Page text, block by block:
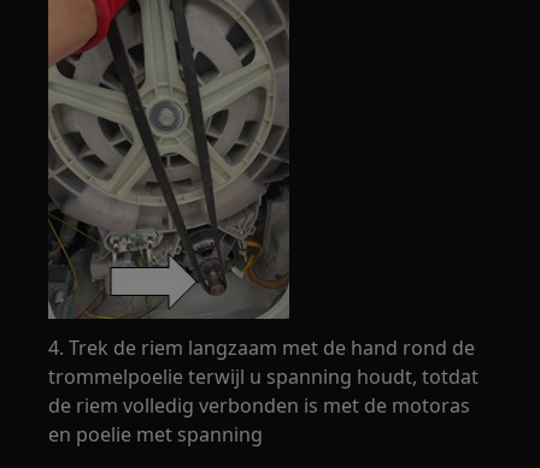
4. Trek de riem langzaam met de hand rond de
trommelpoelie terwijl u spanning houdt, totdat
de riem volledig verbonden is met de motoras
en poelie met spanning